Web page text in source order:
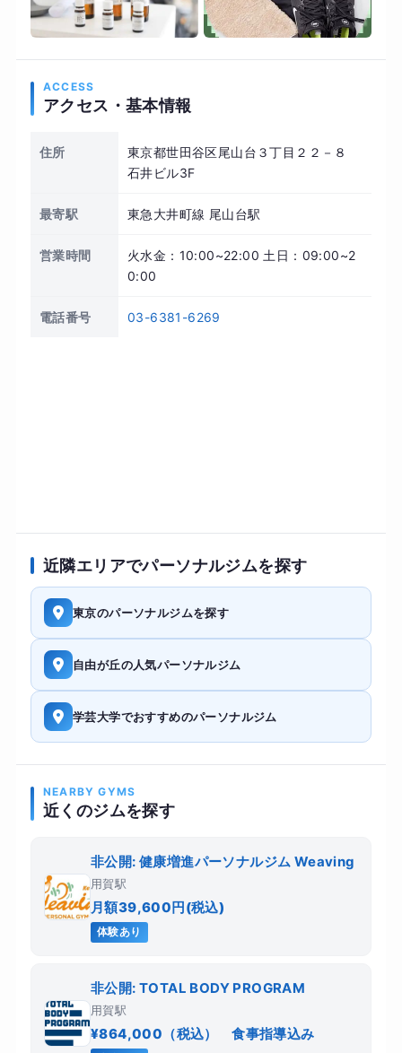
ACCESS
アクセス・基本情報
住所
東京都世田谷区尾山台３丁目２２－８
石井ビル3F
最寄駅 東急大井町線 尾山台駅
営業時間
火水金：10:00~22:00 土日：09:00~2
0:00
電話番号 03-6381-6269
近隣エリアでパーソナルジムを探す
東京のパーソナルジムを探す
自由が丘の人気パーソナルジム
学芸大学でおすすめのパーソナルジム
NEARBY GYMS
近くのジムを探す
非公開: 健康増進パーソナルジム Weaving
用賀駅
月額39,600円(税込)
体験あり
非公開: TOTAL BODY PROGRAM
用賀駅
¥864,000（税込） 食事指導込み